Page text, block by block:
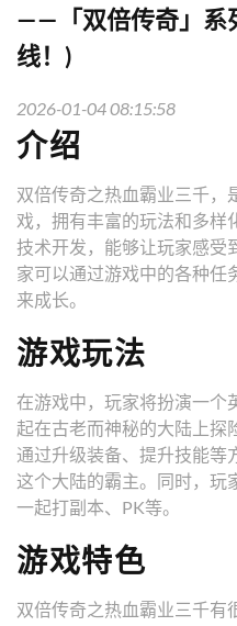
——「双倍传奇」系
线！)
2026-01-04 08:15:58
介绍
双倍传奇之热血霸业三千，
戏，拥有丰富的玩法和多样
技术开发，能够让玩家感受
家可以通过游戏中的各种任
来成长。
游戏玩法
在游戏中，玩家将扮演一个
起在古老而神秘的大陆上探
通过升级装备、提升技能等
这个大陆的霸主。同时，玩
一起打副本、PK等。
游戏特色
双倍传奇之热血霸业三千有